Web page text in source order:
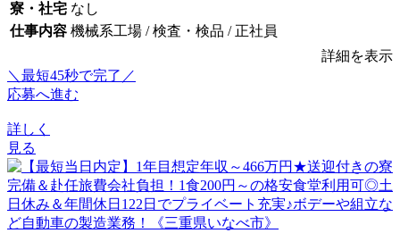
寮・社宅 なし
仕事内容 機械系工場 / 検査・検品 / 正社員
詳細を表示
＼最短45秒で完了／
応募へ進む
詳しく
見る